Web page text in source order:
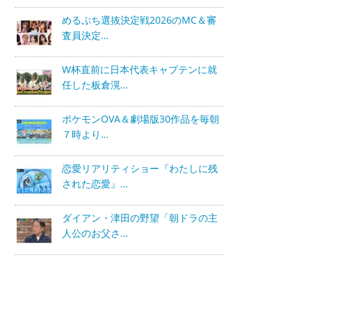
めるぷち選抜決定戦2026のMC＆審
査員決定…
W杯直前に日本代表キャプテンに就
任した板倉滉…
ポケモンOVA＆劇場版30作品を毎朝
７時より…
恋愛リアリティショー『わたしに残
された恋愛』…
ダイアン・津田の野望「朝ドラの主
人公のお父さ…